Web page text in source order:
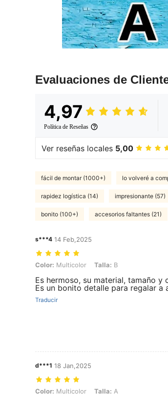
Evaluaciones de
4,97
Política de Reseñas
Ver reseñas locales 5,00
fácil de montar (1000+) lo volveré a
rapidez logística (14) impresionante (57)
bonito (100+) accesorios faltantes (21)
s***4 14 Feb,2025
Color: Multicolor, Talla: B
Color: Multicolor Talla: B
Es hermoso, su material, tamaño
Es un bonito detalle para regalar a
Traducir
d***1 18 Jan,2025
Color: Multicolor, Talla: A
Color: Multicolor Talla: A